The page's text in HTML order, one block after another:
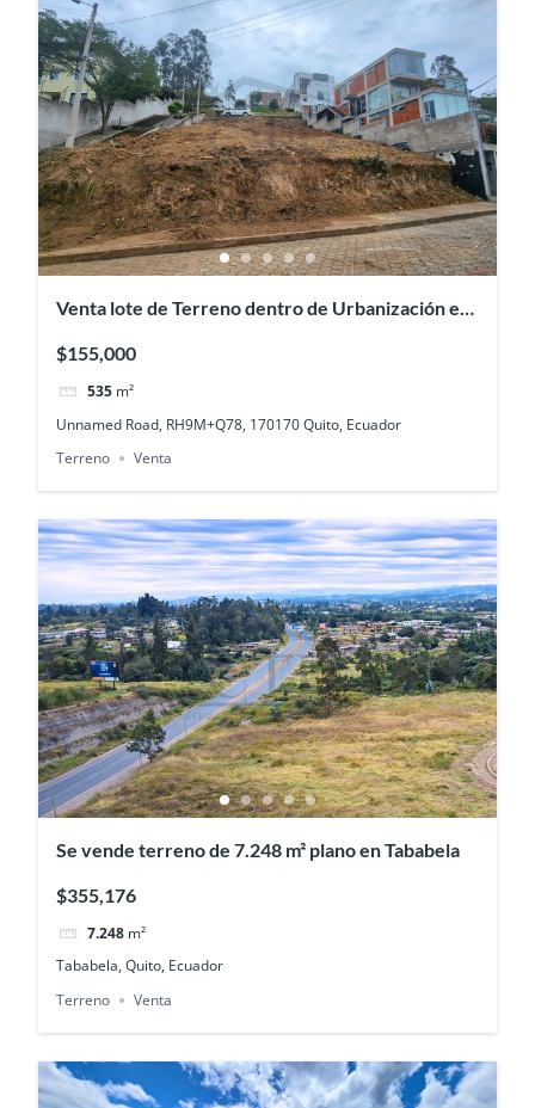
Venta lote de Terreno dentro de Urbanización en
$155,000
535 m²
Unnamed Road, RH9M+Q78, 170170 Quito, Ecuador
Terreno
Venta
Se vende terreno de 7.248 m² plano en Tababela
$355,176
7.248 m²
Tababela, Quito, Ecuador
Terreno
Venta